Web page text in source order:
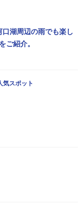
湖周辺の雨でも楽し
ご紹介。
気スポット